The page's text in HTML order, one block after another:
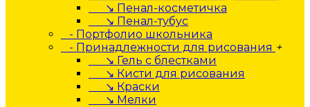
↘ Пенал-косметичка
↘ Пенал-тубус
- Портфолио школьника
- Принадлежности для рисования +
↘ Гель с блестками
↘ Кисти для рисования
↘ Краски
↘ Мелки